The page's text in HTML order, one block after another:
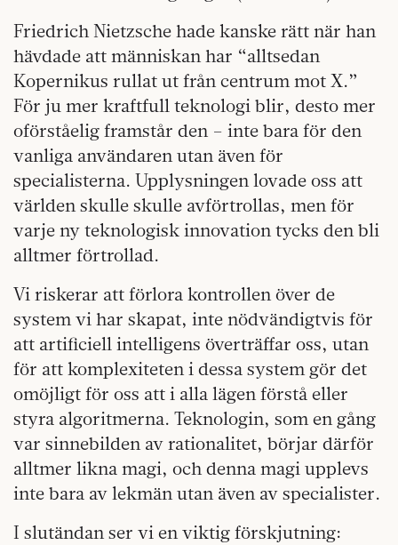
Friedrich Nietzsche hade kanske rätt när han
hävdade att människan har “alltsedan
Kopernikus rullat ut från centrum mot X.”
För ju mer kraftfull teknologi blir, desto mer
oförståelig framstår den – inte bara för den
vanliga användaren utan även för
specialisterna. Upplysningen lovade oss att
världen skulle skulle avförtrollas, men för
varje ny teknologisk innovation tycks den bli
alltmer förtrollad.
Vi riskerar att förlora kontrollen över de
system vi har skapat, inte nödvändigtvis för
att artificiell intelligens överträffar oss, utan
för att komplexiteten i dessa system gör det
omöjligt för oss att i alla lägen förstå eller
styra algoritmerna. Teknologin, som en gång
var sinnebilden av rationalitet, börjar därför
alltmer likna magi, och denna magi upplevs
inte bara av lekmän utan även av specialister.
I slutändan ser vi en viktig förskjutning: